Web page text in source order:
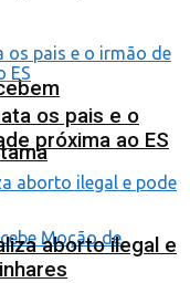
os pais e o
próxima ao ES
aborto ilegal e